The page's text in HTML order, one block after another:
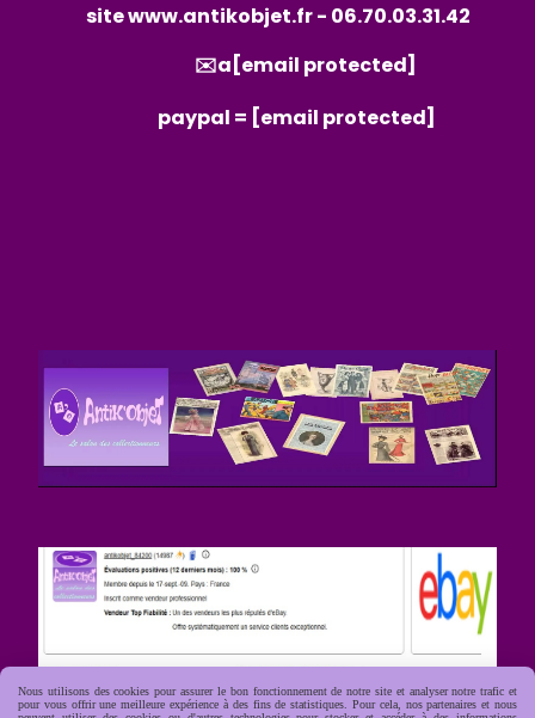
sitewww.antikobjet.fr- 06.70.03.31.42
✉️a [email protected]
paypal = [email protected]
Nous utilisons des cookies pour assurer le bon fonctionnement de notre site et analyser notre trafic et
pour vous offrir une meilleure expérience à des fins de statistiques. Pour cela, nos partenaires et nous